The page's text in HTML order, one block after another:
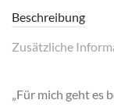
Beschreibung
Zusätzliche
„Für mich geht es